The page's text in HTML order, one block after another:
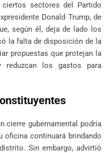
sectores del Partido
Donald Trump, de
según él, deja de lado los
la falta de disposición de la
propuestas que protejan la
reduzcan los gastos para
cierre gubernamental podría
oficina continuará brindando
Sin embargo, advirtió